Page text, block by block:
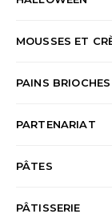
MOUSSES ET
PAINS
PARTENARIAT
PÂTES
PÂTISSERIE